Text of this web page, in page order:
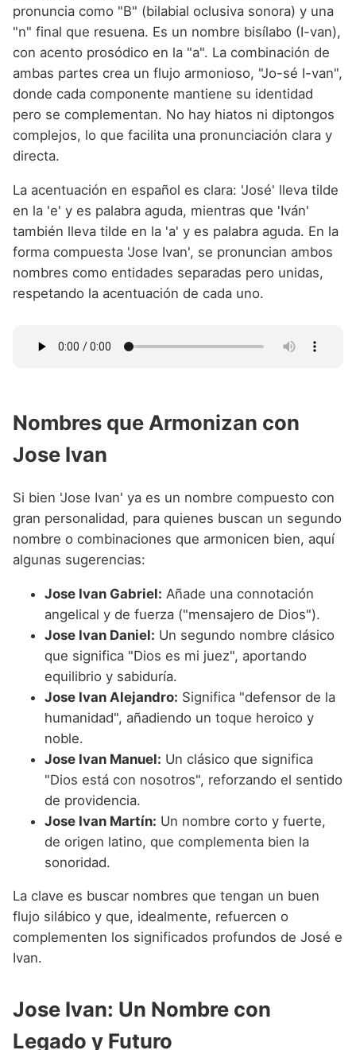
pronuncia como "B" (bilabial oclusiva sonora) y una
"n" final que resuena. Es un nombre bisílabo (I-van),
con acento prosódico en la "a". La combinación de
ambas partes crea un flujo armonioso, "Jo-sé I-van",
donde cada componente mantiene su identidad
pero se complementan. No hay hiatos ni diptongos
complejos, lo que facilita una pronunciación clara y
directa.
La acentuación en español es clara: 'José' lleva tilde
en la 'e' y es palabra aguda, mientras que 'Iván'
también lleva tilde en la 'a' y es palabra aguda. En la
forma compuesta 'Jose Ivan', se pronuncian ambos
nombres como entidades separadas pero unidas,
respetando la acentuación de cada uno.
Nombres que Armonizan con
Jose Ivan
Si bien 'Jose Ivan' ya es un nombre compuesto con
gran personalidad, para quienes buscan un segundo
nombre o combinaciones que armonicen bien, aquí
algunas sugerencias:
Jose Ivan Gabriel: Añade una connotación
angelical y de fuerza ("mensajero de Dios").
Jose Ivan Daniel: Un segundo nombre clásico
que significa "Dios es mi juez", aportando
equilibrio y sabiduría.
Jose Ivan Alejandro: Significa "defensor de la
humanidad", añadiendo un toque heroico y
noble.
Jose Ivan Manuel: Un clásico que significa
"Dios está con nosotros", reforzando el sentido
de providencia.
Jose Ivan Martín: Un nombre corto y fuerte,
de origen latino, que complementa bien la
sonoridad.
La clave es buscar nombres que tengan un buen
flujo silábico y que, idealmente, refuercen o
complementen los significados profundos de José e
Ivan.
Jose Ivan: Un Nombre con
Legado y Futuro